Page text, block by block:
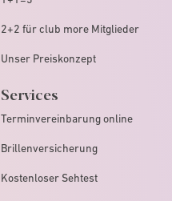
2+2 für club more Mitglieder
Unser Preiskonzept
Services
Terminvereinbarung online
Brillenversicherung
Kostenloser Sehtest